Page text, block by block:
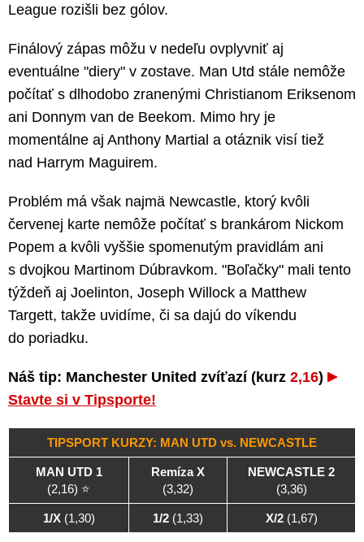
League rozišli bez gólov.
Finálový zápas môžu v nedeľu ovplyvniť aj
eventuálne "diery" v zostave. Man Utd stále nemôže
počítať s dlhodobo zranenými Christianom Eriksenom
ani Donnym van de Beekom. Mimo hry je
momentálne aj Anthony Martial a otáznik visí tiež
nad Harrym Maguirem.
Problém má však najmä Newcastle, ktorý kvôli
červenej karte nemôže počítať s brankárom Nickom
Popem a kvôli vyššie spomenutým pravidlám ani
s dvojkou Martinom Dúbravkom. "Boľačky" mali tento
týždeň aj Joelinton, Joseph Willock a Matthew
Targett, takže uvidíme, či sa dajú do víkendu
do poriadku.
Náš tip: Manchester United zvíťazí (kurz 2,16)
Stavte si v Tipsporte!
TIPSPORT KURZY: MAN UTD vs. NEWCASTLE
MAN UTD 1
(2,16) ⭐
Remíza X
(3,32)
NEWCASTLE 2
(3,36)
1/X(1,30) 1/2 (1,33) X/2(1,67)